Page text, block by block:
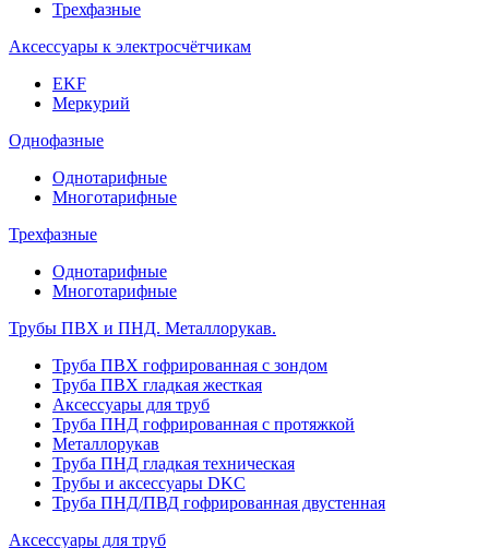
Трехфазные
Аксессуары к электросчётчикам
EKF
Меркурий
Однофазные
Однотарифные
Многотарифные
Трехфазные
Однотарифные
Многотарифные
Трубы ПВХ и ПНД. Металлорукав.
Труба ПВХ гофрированная с зондом
Труба ПВХ гладкая жесткая
Аксессуары для труб
Труба ПНД гофрированная с протяжкой
Металлорукав
Труба ПНД гладкая техническая
Трубы и аксессуары DKC
Труба ПНД/ПВД гофрированная двустенная
Аксессуары для труб